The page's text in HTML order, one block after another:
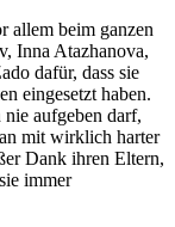
allem beim ganzen
Inna Atazhanova,
dafür, dass sie
eingesetzt haben.
aufgeben darf,
mit wirklich harter
Dank ihren Eltern,
immer